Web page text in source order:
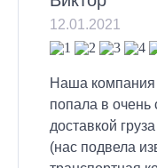
12.01.2021
Наша
попала в
доставкой
(нас подвела